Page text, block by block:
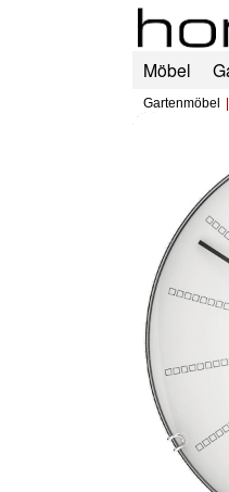
Möbel
Gartenmöbel